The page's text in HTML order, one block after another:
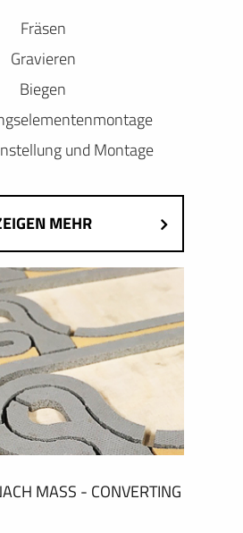
Fräsen
Gravieren
Biegen
und Montage
MEHR
MASS - CONVERTING